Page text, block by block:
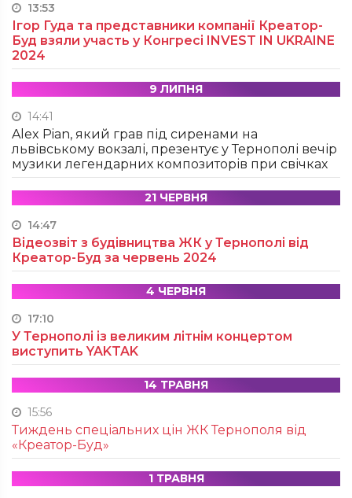
13:53
Ігор Гуда та представники компанії Креатор-
Буд взяли участь у Конгресі INVEST IN UKRAINE
2024
9 ЛИПНЯ
14:41
Alex Pian, який грав під сиренами на
львівському вокзалі, презентує у Тернополі вечір
музики легендарних композиторів при свічках
21 ЧЕРВНЯ
14:47
Відеозвіт з будівництва ЖК у Тернополі від
Креатор-Буд за червень 2024
4 ЧЕРВНЯ
17:10
У Тернополі із великим літнім концертом
виступить YAKTAK
14 ТРАВНЯ
15:56
Тиждень спеціальних цін ЖК Тернополя від
«Креатор-Буд»
1 ТРАВНЯ